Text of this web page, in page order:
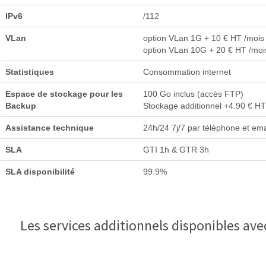
IPv6 /112
VLan
option VLan 1G + 10 € HT /mois
option VLan 10G + 20 € HT /
Statistiques Consommation internet
Espace de stockage pour les
Backup
100 Go inclus (accès FTP)
Stockage additionnel +4.90 €
Assistance technique 24h/24 7j/7 par téléphone et
SLA GTI 1h & GTR 3h
SLA disponibilité 99.9%
Les services additionnels disponibles